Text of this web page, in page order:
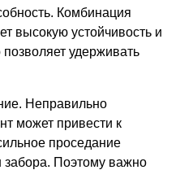
Комбинация
высокую устойчивость и
позволяет удерживать
Неправильно
может привести к
проседание
Поэтому важно